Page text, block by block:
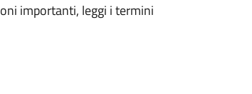
importanti, leggi i termini